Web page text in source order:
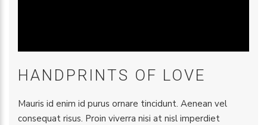
HANDPRINTS OF LOVE
Mauris id enim id purus ornare tincidunt. Aenean vel
consequat risus. Proin viverra nisi at nisl imperdiet